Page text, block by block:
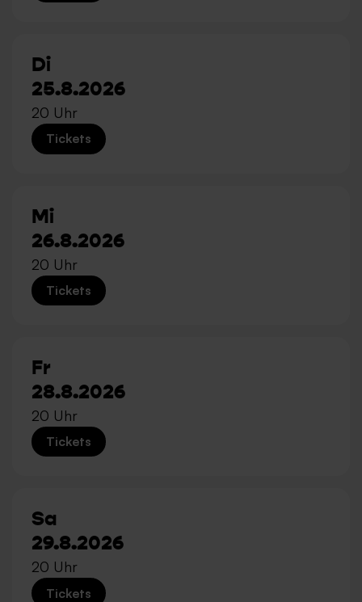
Di
25.8.2026
20 Uhr
Tickets
Mi
26.8.2026
20 Uhr
Tickets
Fr
28.8.2026
20 Uhr
Tickets
Sa
29.8.2026
20 Uhr
Tickets